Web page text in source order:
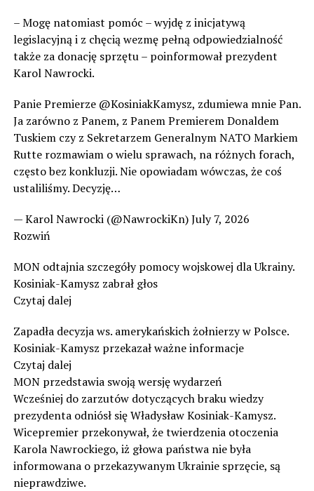
– Mogę natomiast pomóc – wyjdę z inicjatywą
legislacyjną i z chęcią wezmę pełną odpowiedzialność
także za donację sprzętu – poinformował prezydent
Karol Nawrocki.
Panie Premierze @KosiniakKamysz, zdumiewa mnie Pan.
Ja zarówno z Panem, z Panem Premierem Donaldem
Tuskiem czy z Sekretarzem Generalnym NATO Markiem
Rutte rozmawiam o wielu sprawach, na różnych forach,
często bez konkluzji. Nie opowiadam wówczas, że coś
ustaliliśmy. Decyzję…
— Karol Nawrocki (@NawrockiKn) July 7, 2026
Rozwiń
MON odtajnia szczegóły pomocy wojskowej dla Ukrainy.
Kosiniak-Kamysz zabrał głos
Czytaj dalej
Zapadła decyzja ws. amerykańskich żołnierzy w Polsce.
Kosiniak-Kamysz przekazał ważne informacje
Czytaj dalej
MON przedstawia swoją wersję wydarzeń
Wcześniej do zarzutów dotyczących braku wiedzy
prezydenta odniósł się Władysław Kosiniak-Kamysz.
Wicepremier przekonywał, że twierdzenia otoczenia
Karola Nawrockiego, iż głowa państwa nie była
informowana o przekazywanym Ukrainie sprzęcie, są
nieprawdziwe.